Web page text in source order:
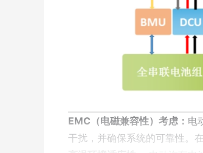
EMC（电磁兼容性）考虑： 电
干扰，并确保系统的可靠性。